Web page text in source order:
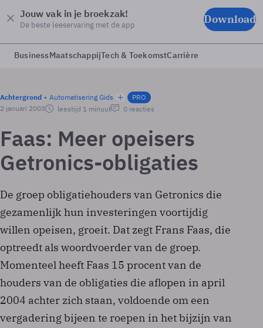
Jouw vak in je broekzak!
De beste leeservaring met de app Download
BusinessMaatschappijTech & ToekomstCarrière
Achtergrond Automatisering Gids
PRO
2 januari 2003
leestijd 1 minuut 0 reacties
Faas: Meer opeisers
Getronics-obligaties
De groep obligatiehouders van Getronics die
gezamenlijk hun investeringen voortijdig
willen opeisen, groeit. Dat zegt Frans Faas, die
optreedt als woordvoerder van de groep.
Momenteel heeft Faas 15 procent van de
houders van de obligaties die aflopen in april
2004 achter zich staan, voldoende om een
vergadering bijeen te roepen in het bijzijn van